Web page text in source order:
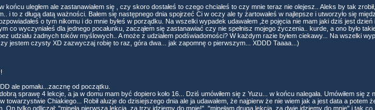
końcu uległem ale zastanawiałem się , czy skoro dostałeś to czego chciałeś to czy mnie teraz nie olejesz.. Aleks by tak
i to z długą datą ważności. Bałem się następnego dnia spojrzeć Ci w oczy ale ty żartowałeś w najlepsze i utworzyło się
o tym nikomu i do mnie byłeś w porządku. Na wszelki wypadek udawałem ,że pojęcia nie mam jaki dziś jest dzień
co wyczyniałeś dla jednego pocałunku, zacząłem się zastanawiać czy nie spełnisz mojego życzenia.. kurde, a ono było
udziału żadnych toków myślowych.. A może z udziałem podświadomości? W każdym razie byłem ciekawy... Na wszelki
jestem czysty XD zazwyczaj robię to raz, góra dwa... jak zapomnę o pierwszym... XDDD Taaaa...)
ale pomału...zacznę od początku.
sprawę 4 lekcje, a ja w domu mam być dopiero koło 16... Dziś umówiłem się z Yuzu... w końcu nalegała. Umówiłem się z
towarzystwie Chiakiego... Robił aluzje do dzisiejszego dnia ale ja udawałem, że najpierw że nie wiem jak a jest data a potem
On tylko odliczał: "minęła pierwsza lekcja, za trzy idziemy do mnie!", "minęłam druga lekcja, za dwie idziemy do mnie" i tak co